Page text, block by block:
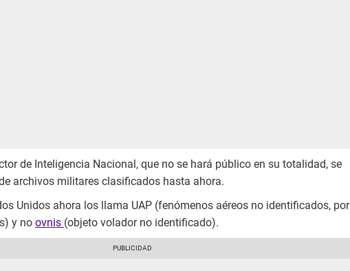
de Inteligencia Nacional, que no se hará público en su totalidad, se
archivos militares clasificados hasta ahora.
Unidos ahora los llama UAP (fenómenos aéreos no identificados, por
y no ovnis (objeto volador no identificado).